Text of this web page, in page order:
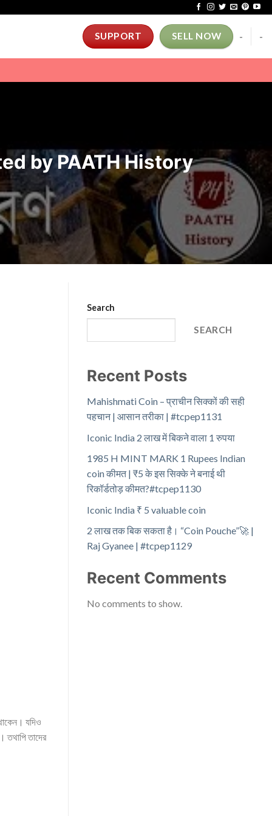
SUPPORT SELL NOW - -
by PAATH History
যদিও
তথাপি তাদের
Search
SEARCH
Recent Posts
Mahishmati Coin – प्राचीन सिक्कों की सही
पहचान | आसान तरीका | #tcpep1131
Iconic India 2 लाख में बिकने वाला 1 रुपया
1985 H MINT MARK 1 Rupees Indian
coin कीमत | ₹5 के इस सिक्के ने बनाई थी
रिकॉर्डतोड़ कीमत?#tcpep1130
Iconic India ₹ 5 valuable coin
2 लाख तक बिक सकता है। “Coin Pouche”🚀 |
Raj Gyanee | #tcpep1129
Recent Comments
No comments to show.